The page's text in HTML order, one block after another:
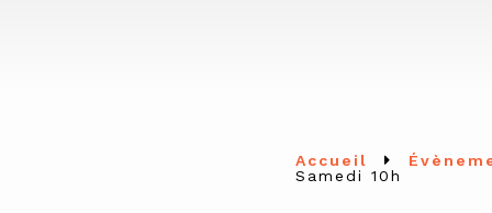
Accueil
Samedi 10h